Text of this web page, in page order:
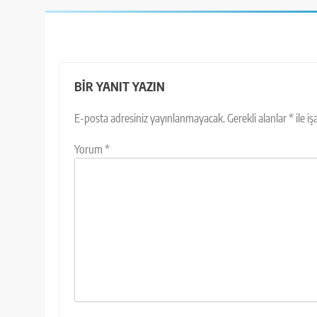
BIR YANIT YAZIN
E-posta adresiniz yayınlanmayacak.Gerekli alanlar* ile
Yorum *